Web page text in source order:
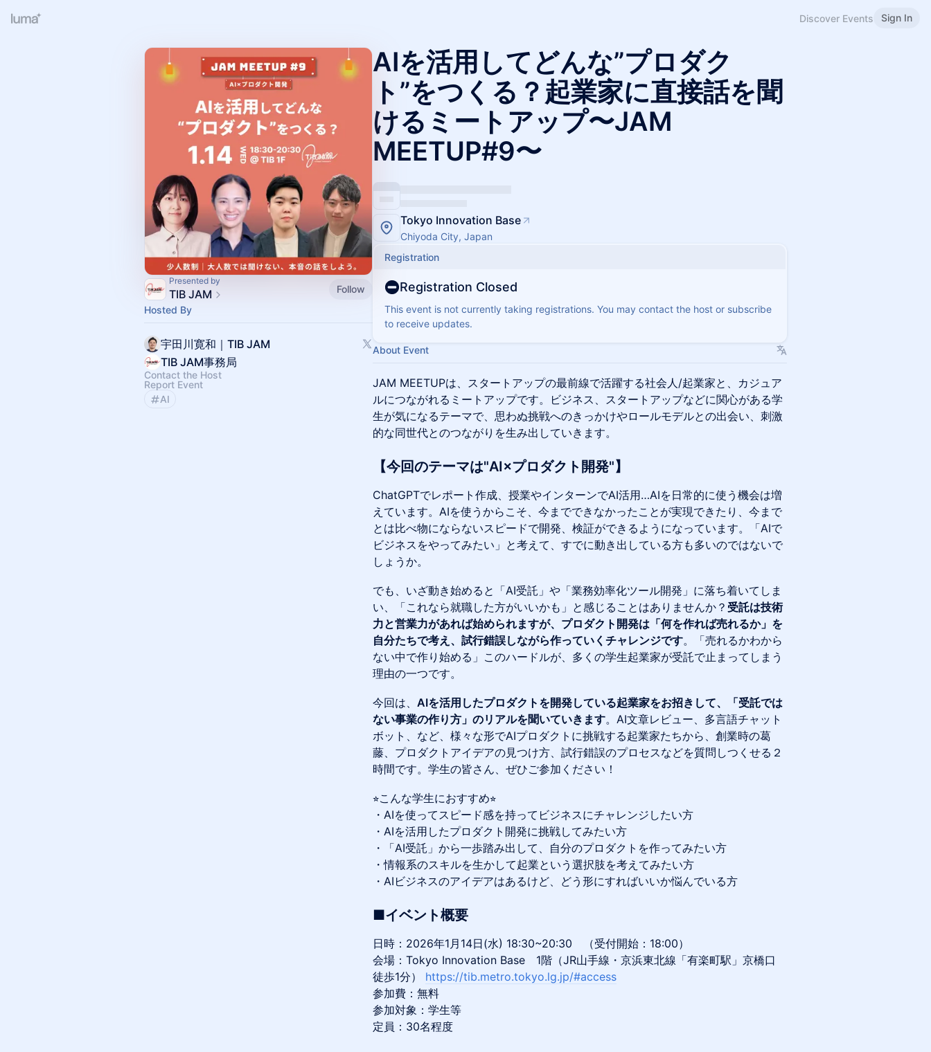
Discover Events Sign In
Presented by
TIB JAM
Follow
Hosted By
宇田川寛和｜TIB JAM
TIB JAM事務局
Contact the Host
Report Event
AI
AIを活用してどんな”プロダク
ト”をつくる？起業家に直接話を聞
けるミートアップ〜JAM
MEETUP#9〜
Tokyo Innovation Base
Chiyoda City, Japan
Registration
Registration Closed
This event is not currently taking registrations. You may contact the host or subscribe
to receive updates.
About Event
JAM MEETUPは、スタートアップの最前線で活躍する社会人/起業家と、カジュア
ルにつながれるミートアップです。ビジネス、スタートアップなどに関心がある学
生が気になるテーマで、思わぬ挑戦へのきっかけやロールモデルとの出会い、刺激
的な同世代とのつながりを生み出していきます。
​【今回のテーマは"AI×プロダクト開発"】
ChatGPTでレポート作成、授業やインターンでAI活用…AIを日常的に使う機会は増
えています。AIを使うからこそ、今までできなかったことが実現できたり、今まで
とは比べ物にならないスピードで開発、検証ができるようになっています。「AIで
ビジネスをやってみたい」と考えて、すでに動き出している方も多いのではないで
しょうか。
でも、いざ動き始めると「AI受託」や「業務効率化ツール開発」に落ち着いてしま
い、「これなら就職した方がいいかも」と感じることはありませんか？ 受託は技術
力と営業力があれば始められますが、プロダクト開発は「何を作れば売れるか」を
自分たちで考え、試行錯誤しながら作っていくチャレンジです。「売れるかわから
ない中で作り始める」このハードルが、多くの学生起業家が受託で止まってしまう
理由の一つです。
今回は、 AIを活用したプロダクトを開発している起業家をお招きして、「受託では
ない事業の作り方」のリアルを聞いていきます。AI文章レビュー、多言語チャット
ボット、など、様々な形でAIプロダクトに挑戦する起業家たちから、創業時の葛
藤、プロダクトアイデアの見つけ方、試行錯誤のプロセスなどを質問しつくせる２
時間です。学生の皆さん、ぜひご参加ください！
⭐︎こんな学生におすすめ⭐︎
・AIを使ってスピード感を持ってビジネスにチャレンジしたい方
・AIを活用したプロダクト開発に挑戦してみたい方
・「AI受託」から一歩踏み出して、自分のプロダクトを作ってみたい方
・情報系のスキルを生かして起業という選択肢を考えてみたい方
・AIビジネスのアイデアはあるけど、どう形にすればいいか悩んでいる方
■イベント概要
日時：2026年1月14日(水) 18:30~20:30 （受付開始：18:00）
会場：Tokyo Innovation Base 1階（JR山手線・京浜東北線「有楽町駅」京橋口
徒歩1分） https://tib.metro.tokyo.lg.jp/#access
参加費：無料
参加対象：学生等
定員：30名程度